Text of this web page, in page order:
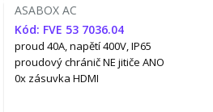
ASABOX AC
Kód: FVE 53 7036.04
proud 40A, napětí 400V, IP65
proudový chránič NE jitiče ANO
0x zásuvka HDMI